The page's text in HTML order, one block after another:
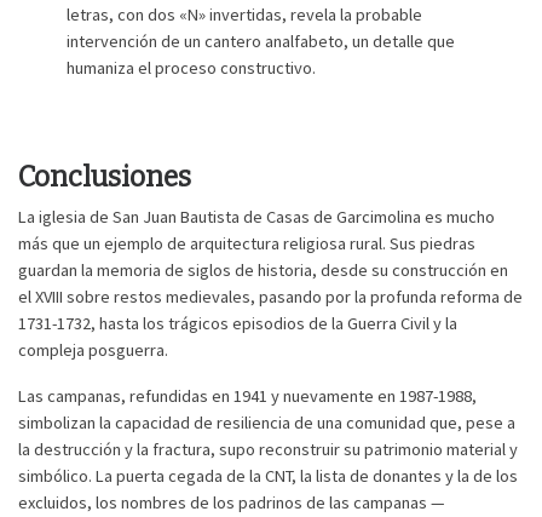
letras, con dos «N» invertidas, revela la probable
intervención de un cantero analfabeto, un detalle que
humaniza el proceso constructivo.
Conclusiones
La iglesia de San Juan Bautista de Casas de Garcimolina es mucho
más que un ejemplo de arquitectura religiosa rural. Sus piedras
guardan la memoria de siglos de historia, desde su construcción en
el XVIII sobre restos medievales, pasando por la profunda reforma de
1731-1732, hasta los trágicos episodios de la Guerra Civil y la
compleja posguerra.
Las campanas, refundidas en 1941 y nuevamente en 1987-1988,
simbolizan la capacidad de resiliencia de una comunidad que, pese a
la destrucción y la fractura, supo reconstruir su patrimonio material y
simbólico. La puerta cegada de la CNT, la lista de donantes y la de los
excluidos, los nombres de los padrinos de las campanas —